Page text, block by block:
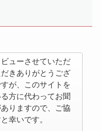
ューさせていただ
きありがとうござ
が、このサイトを
方に代わってお聞
りますので、ご協
幸いです。